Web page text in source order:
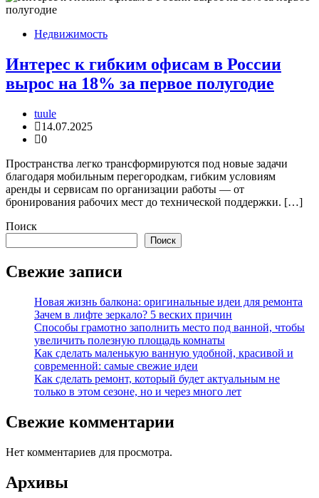
Недвижимость
Интерес к гибким офисам в России
вырос на 18% за первое полугодие
tuule
14.07.2025
0
Пространства легко трансформируются под новые задачи
благодаря мобильным перегородкам, гибким условиям
аренды и сервисам по организации работы — от
бронирования рабочих мест до технической поддержки. […]
Поиск
Поиск
Свежие записи
Новая жизнь балкона: оригинальные идеи для ремонта
Зачем в лифте зеркало? 5 веских причин
Способы грамотно заполнить место под ванной, чтобы
увеличить полезную площадь комнаты
Как сделать маленькую ванную удобной, красивой и
современной: самые свежие идеи
Как сделать ремонт, который будет актуальным не
только в этом сезоне, но и через много лет
Свежие комментарии
Нет комментариев для просмотра.
Архивы